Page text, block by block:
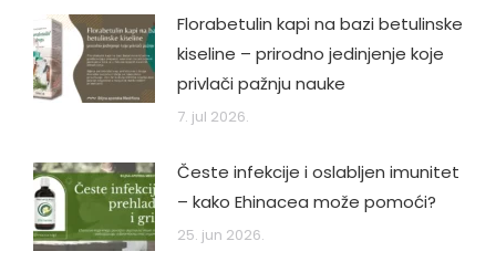
Florabetulin kapi na bazi betulinske
kiseline – prirodno jedinjenje koje
privlači pažnju nauke
7. jul 2026.
Česte infekcije i oslabljen imunitet
– kako Ehinacea može pomoći?
25. jun 2026.